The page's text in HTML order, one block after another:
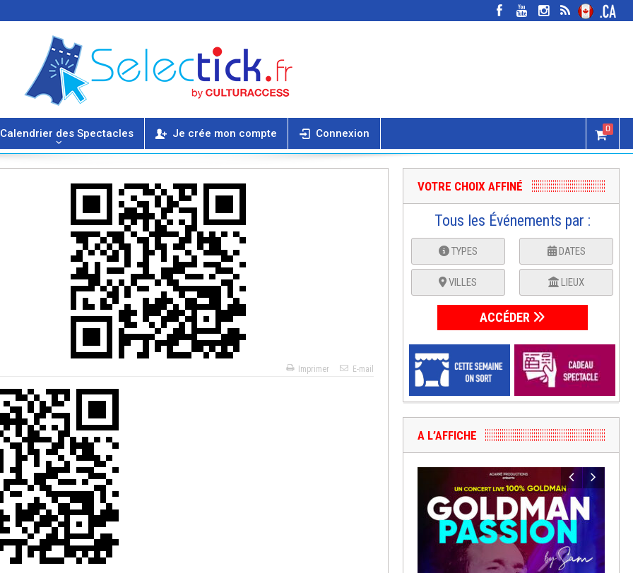
Calendrier des Spectacles Je crée mon compte Connexion 0
Imprimer E-mail
VOTRE CHOIX AFFINÉ
Tous les Événements par :
TYPES DATES
VILLES LIEUX
ACCÉDER
A L’AFFICHE